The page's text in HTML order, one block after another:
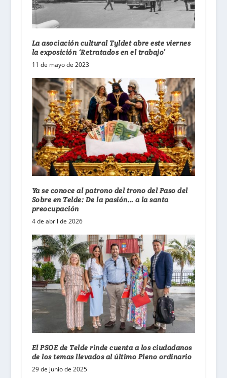
La asociación cultural Tyldet abre este viernes
la exposición ‘Retratados en el trabajo’
11 de mayo de 2023
Ya se conoce al patrono del trono del Paso del
Sobre en Telde: De la pasión… a la santa
preocupación
4 de abril de 2026
El PSOE de Telde rinde cuenta a los ciudadanos
de los temas llevados al último Pleno ordinario
29 de junio de 2025